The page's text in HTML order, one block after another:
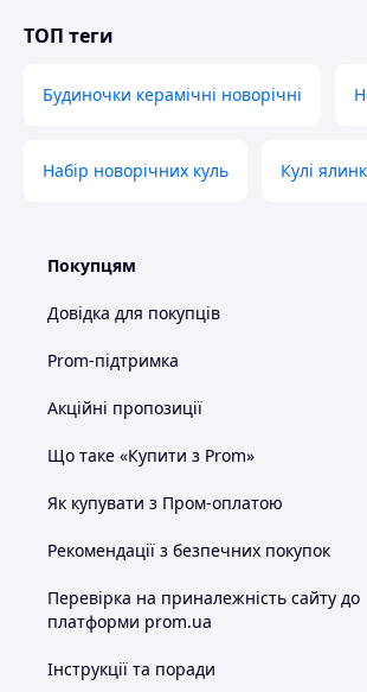
ТОП теги
Будиночки керамічні новорічні
Набір новорічних куль Кулі
Покупцям
Довідка для покупців
Prom-підтримка
Акційні пропозиції
Що таке «Купити з Prom»
Як купувати з Пром-оплатою
Рекомендації з безпечних покупок
Перевірка на приналежність сайту до
платформи prom.ua
Інструкції та поради